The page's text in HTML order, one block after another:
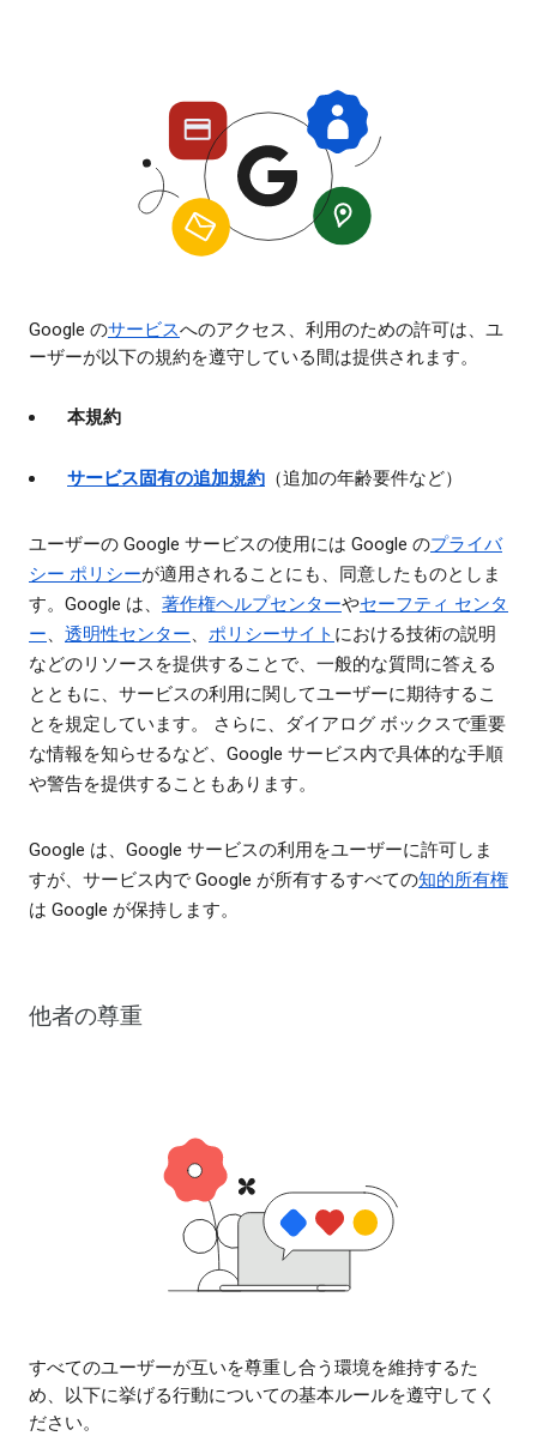
Google のサービスへのアクセス、利用のための許可は、ユ
ーザーが以下の規約を遵守している間は提供されます。
本規約
サービス固有の追加規約 （追加の年齢要件など）
ユーザーの Google サービスの使用には Google のプライバ
シー ポリシーが適用されることにも、同意したものとしま
す。Google は、 著作権ヘルプセンターやセーフティ センタ
ー、 透明性センター、 ポリシーサイト における技術の説明
などのリソースを提供することで、一般的な質問に答える
とともに、サービスの利用に関してユーザーに期待するこ
とを規定しています。 さらに、ダイアログ ボックスで重要
な情報を知らせるなど、Google サービス内で具体的な手順
や警告を提供することもあります。
Google は、Google サービスの利用をユーザーに許可しま
すが、サービス内で Google が所有するすべての知的所有権
は Google が保持します。
他者の尊重
すべてのユーザーが互いを尊重し合う環境を維持するた
め、以下に挙げる行動についての基本ルールを遵守してく
ださい。